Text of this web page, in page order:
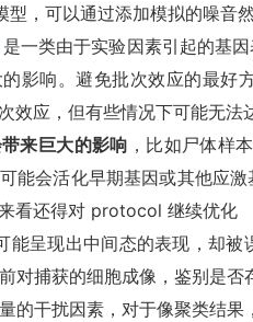
型，可以通过添加模拟的噪音
是一类由于实验因素引起的基
影响。避免批次效应的最好
效应，但有些情况下可能无法
来巨大的影响 ，比如尸体样
能会活化早期基因或其他应
看还得对 protocol 继续优化
能呈现出中间态的表现，却
对捕获的细胞成像，鉴别是
的干扰因素，对于像聚类结